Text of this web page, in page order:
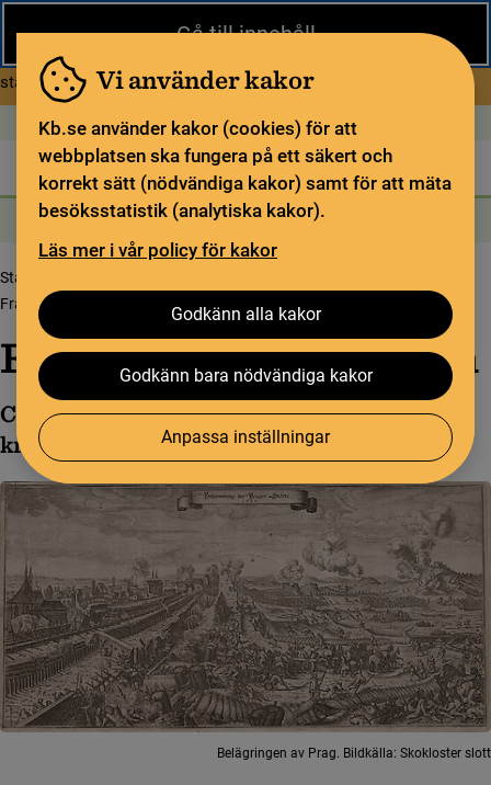
Gå till innehåll
Under sommaren har KB begränsad service och särskilda
öppettider. Vissa veckor är en del funktioner och samlingar
stängda.Läs mer om Begränsad service i sommar
Vi använder kakor
Kb.se använder kakor (cookies) för att
webbplatsen ska fungera på ett säkert och
korrekt sätt (nödvändiga kakor) samt för att mäta
besöksstatistik (analytiska kakor).
Läs mer i vår policy för kakor
Godkänn alla kakor
Godkänn bara nödvändiga kakor
Anpassa inställningar
Öppet idag: 9–17In English
Biblioteket För bibliotekssektorn Pliktleverans och ISBN
Sök Sök
Söktjänster
Startsida
Från Prag till Stockholm
Från Prag till Stockholm
Codex Gigas kom till Stockholm som
krigsbyte från trettioåriga kriget år 1649.
Belägringen av Prag. Bildkälla: Skokloster slott